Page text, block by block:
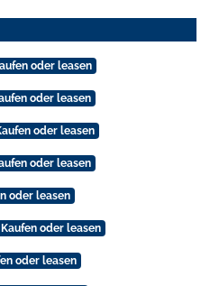
oder leasen
oder leasen
oder leasen
oder leasen
oder leasen
oder leasen
oder leasen